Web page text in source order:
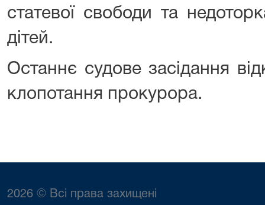
статевої свободи та
дітей.
Останнє судове засідання
клопотання прокурора.
2026 © Всі права захищені